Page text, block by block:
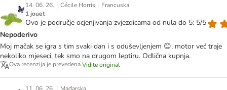
14. 06. 26. | Cécile Horris | Francuska
1 jouet
Ovo je područje ocjenjivanja zvjezdicama od nula do 5: 5/5
Nepoderivo
Moj mačak se igra s tim svaki dan i s oduševljenjem 😊, motor već traje
nekoliko mjeseci, tek smo na drugom leptiru. Odlična kupnja.
Ova recenzija je prevedena.Vidite original